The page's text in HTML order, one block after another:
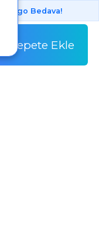
Kargo Bedava!
Sepete Ekle